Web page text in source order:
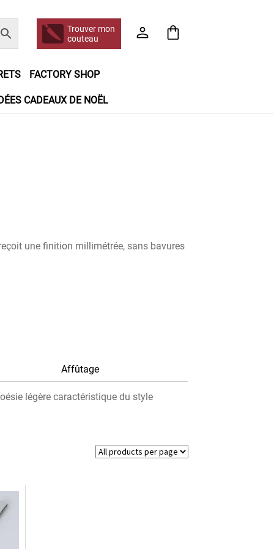
Trouver mon
couteau
FACTORY SHOP
CADEAUX DE NOËL
une finition millimétrée, sans bavures
Affûtage
légère caractéristique du style